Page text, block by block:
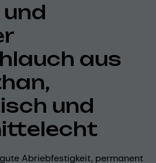
aus
und
Abriebfestigkeit, permanent